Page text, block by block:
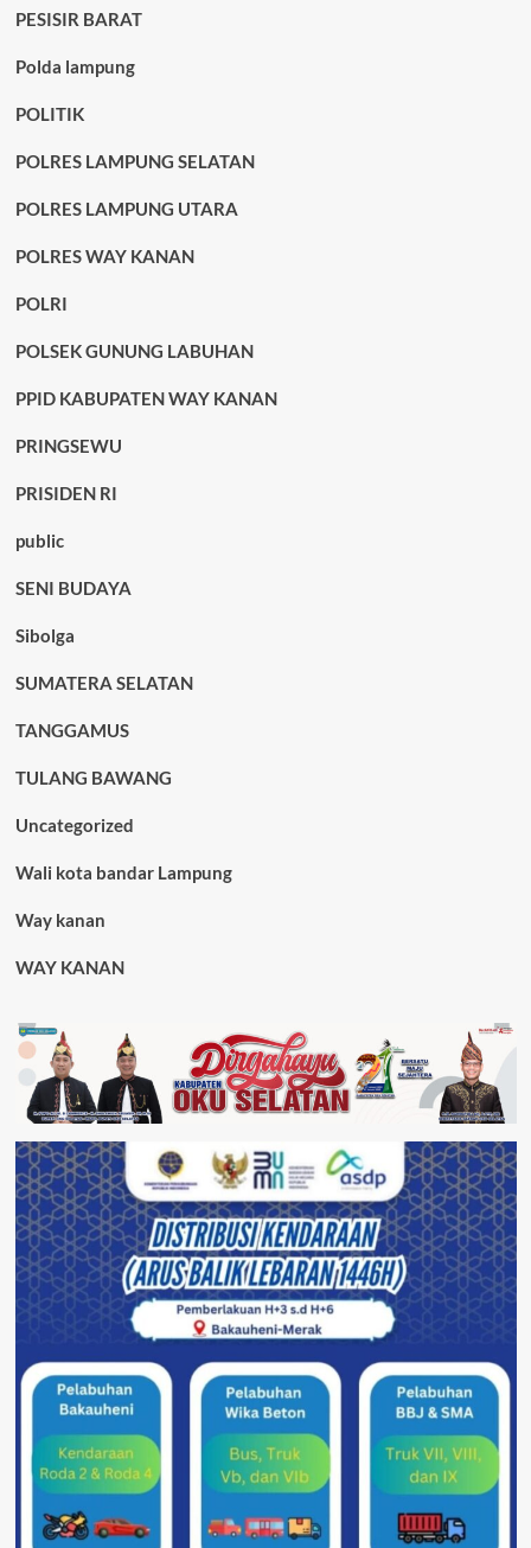
PESISIR BARAT
Polda lampung
POLITIK
POLRES LAMPUNG SELATAN
POLRES LAMPUNG UTARA
POLRES WAY KANAN
POLRI
POLSEK GUNUNG LABUHAN
PPID KABUPATEN WAY KANAN
PRINGSEWU
PRISIDEN RI
public
SENI BUDAYA
Sibolga
SUMATERA SELATAN
TANGGAMUS
TULANG BAWANG
Uncategorized
Wali kota bandar Lampung
Way kanan
WAY KANAN